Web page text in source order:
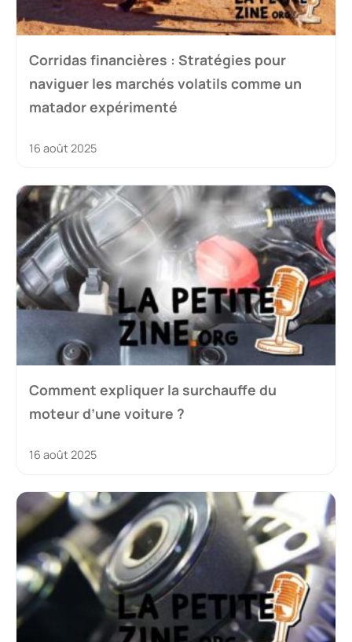
Corridas financières : Stratégies pour
naviguer les marchés volatils comme un
matador expérimenté
16 août 2025
Comment expliquer la surchauffe du
moteur d’une voiture ?
16 août 2025